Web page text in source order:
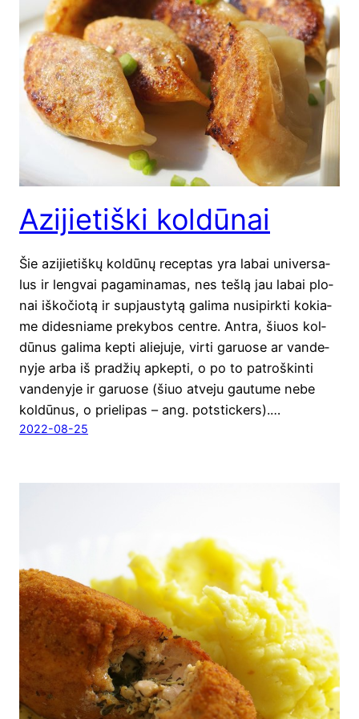
Azijietiški koldūnai
Šie azi­jie­tiš­kų kol­dū­nų recep­tas yra labai uni­ver­sa­
lus ir leng­vai paga­mi­na­mas, nes teš­lą jau labai plo­
nai iško­čio­tą ir supjaus­ty­tą gali­ma nusi­pirk­ti kokia­
me dides­nia­me pre­ky­bos cent­re. Ant­ra, šiuos kol­
dū­nus gali­ma kep­ti alie­ju­je, vir­ti garuo­se ar van­de­
ny­je arba iš pra­džių apkep­ti, o po to patroš­kin­ti
van­de­ny­je ir garuo­se (šiuo atve­ju gau­tu­me nebe
kol­dū­nus, o prie­li­pas – ang. pot­stic­kers).…
2022-08-25